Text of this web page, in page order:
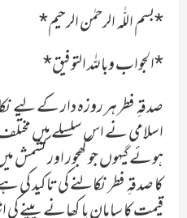
*بسم اللّٰہ الرحمٰن الرحیم*
*الجواب وباللہ التوفیق*
صدقہِ فطر ہر روزہ دار کے
اسلامی نے اس سلسلے میں
ہوئے گیہوں جو کھجور اور
کا صدقہِ فطر نکالنے کی تاکید